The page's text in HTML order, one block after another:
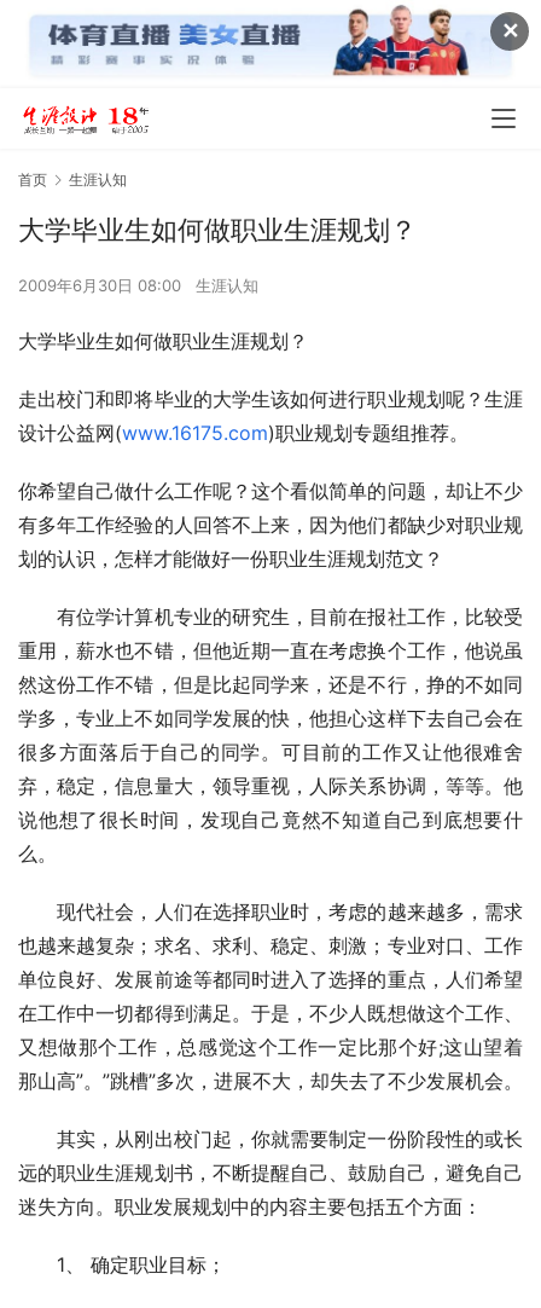
✕
首页 生涯认知
大学毕业生如何做职业生涯规划？
2009年6月30日 08:00 生涯认知
大学毕业生如何做职业生涯规划？
走出校门和即将毕业的大学生该如何进行职业规划呢？生涯
设计公益网(www.16175.com)职业规划专题组推荐。
你希望自己做什么工作呢？这个看似简单的问题，却让不少
有多年工作经验的人回答不上来，因为他们都缺少对职业规
划的认识，怎样才能做好一份职业生涯规划范文？
有位学计算机专业的研究生，目前在报社工作，比较受
重用，薪水也不错，但他近期一直在考虑换个工作，他说虽
然这份工作不错，但是比起同学来，还是不行，挣的不如同
学多，专业上不如同学发展的快，他担心这样下去自己会在
很多方面落后于自己的同学。可目前的工作又让他很难舍
弃，稳定，信息量大，领导重视，人际关系协调，等等。他
说他想了很长时间，发现自己竟然不知道自己到底想要什
么。
现代社会，人们在选择职业时，考虑的越来越多，需求
也越来越复杂；求名、求利、稳定、刺激；专业对口、工作
单位良好、发展前途等都同时进入了选择的重点，人们希望
在工作中一切都得到满足。于是，不少人既想做这个工作、
又想做那个工作，总感觉这个工作一定比那个好;这山望着
其实，从刚出校门起，你就需要制定一份阶段性的或长
远的职业生涯规划书，不断提醒自己、鼓励自己，避免自己
迷失方向。职业发展规划中的内容主要包括五个方面：
1、 确定职业目标；